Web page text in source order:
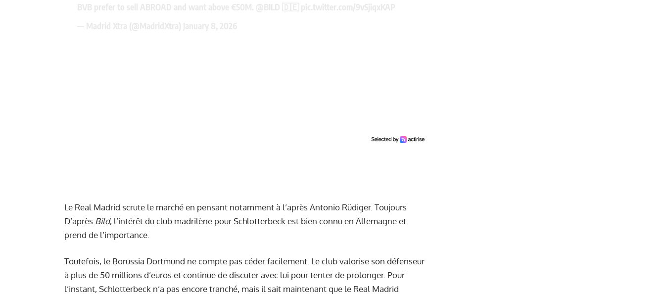
Le Real Madrid scrute le marché en pensant notamment à l’après Antonio Rüdiger. Toujours
D’après Bild, l’intérêt du club madrilène pour Schlotterbeck est bien connu en Allemagne et
prend de l’importance.
Toutefois, le Borussia Dortmund ne compte pas céder facilement. Le club valorise son défenseur
à plus de 50 millions d’euros et continue de discuter avec lui pour tenter de prolonger. Pour
l’instant, Schlotterbeck n’a pas encore tranché, mais il sait maintenant que le Real Madrid